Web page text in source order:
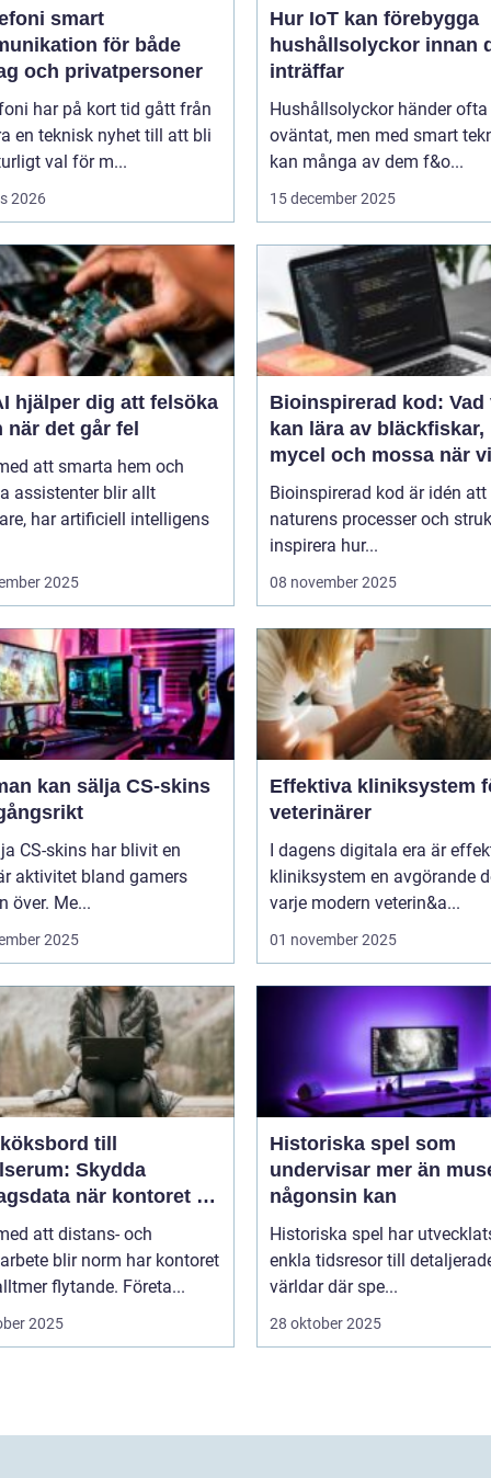
smart
för både
och privatpersoner
har på kort tid gått från
en teknisk nyhet till att bli
val för m...
2026
Hur IoT kan förebygga
hushållsolyckor innan
inträffar
Hushållsolyckor händer ofta
oväntat, men med smart
kan många av dem f&o...
15 december 2025
hjälper dig att felsöka
när det går fel
att smarta hem och
assistenter blir allt
har artificiell intelligens
2025
Bioinspirerad kod: Vad
kan lära av bläckfiskar,
mycel och mossa när vi
bygger nya system
Bioinspirerad kod är idén
naturens processer och
inspirera hur...
08 november 2025
kan sälja CS-skins
CS-skins har blivit en
aktivitet bland gamers
över. Me...
2025
Effektiva kliniksystem
veterinärer
I dagens digitala era är
kliniksystem en avgörande
varje modern veterin&a...
01 november 2025
till
Skydda
när kontoret är
att distans- och
blir norm har kontoret
flytande. Företa...
2025
Historiska spel som
undervisar mer än
någonsin kan
Historiska spel har
enkla tidsresor till
världar där spe...
28 oktober 2025